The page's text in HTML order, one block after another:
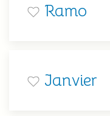
Ramo
Janvier